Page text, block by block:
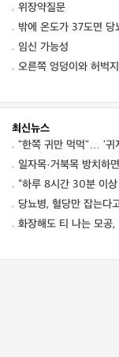
위장약질문
밖에 온도가 37도면
임신 가능성
오른쪽 엉덩이와 허벅
최신뉴스
"한쪽 귀만 먹먹"… '귀
일자목·거북목 방치하
“하루 8시간 30분 이
당뇨병, 혈당만 잡는다
화장해도 티 나는 모공